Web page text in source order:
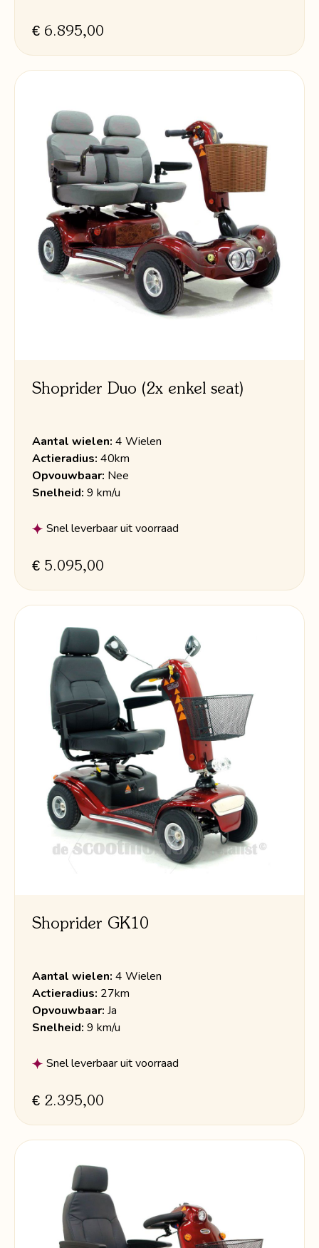
€ 6.895,00
Shoprider Duo (2x enkel seat)
Aantal wielen: 4 Wielen
Actieradius: 40km
Opvouwbaar: Nee
Snelheid: 9 km/u
Snel leverbaar uit voorraad
€ 5.095,00
Shoprider GK10
Aantal wielen: 4 Wielen
Actieradius: 27km
Opvouwbaar: Ja
Snelheid: 9 km/u
Snel leverbaar uit voorraad
€ 2.395,00